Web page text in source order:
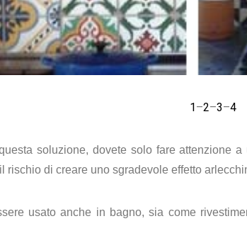
1–2–3–4
soluzione, dovete solo fare
rischio di creare uno sgradevole effetto
usato anche in bagno, sia come